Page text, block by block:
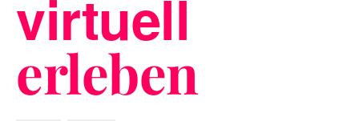
Blog
virtuell
erleben